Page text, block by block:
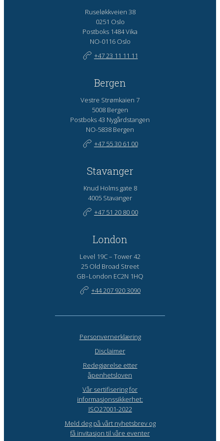
Ruseløkkveien 38
0251 Oslo
Postboks 1484 Vika
NO-0116 Oslo
+47 23 11 11 11
Bergen
Vestre Strømkaien 7
5008 Bergen
Postboks 43 Nygårdstangen
NO-5838 Bergen
+47 55 30 61 00
Stavanger
Knud Holms gate 8
4005 Stavanger
+47 51 20 80 00
London
Level 19C – Tower 42
25 Old Broad Street
GB–London EC2N 1HQ
+44 207 920 3090
Personvernerklæring
Disclaimer
Redegjørelse etter
åpenhetsloven
Vår sertifisering for
informasjonssikkerhet:
ISO27001-2022
Meld deg på vårt nyhetsbrev og
få invitasjon til våre eventer